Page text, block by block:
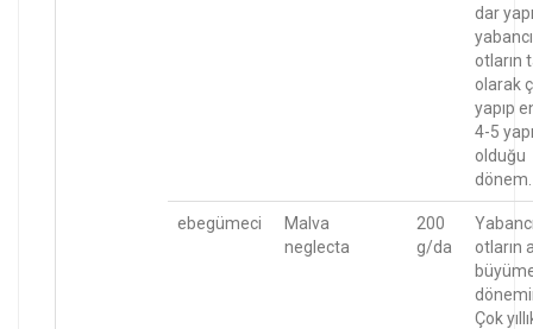
dar
yabancı
otların
olarak
yapıp
4-5
olduğu
dönem.
ebegümeci
Malva
neglecta
200
g/da
otların
Çok